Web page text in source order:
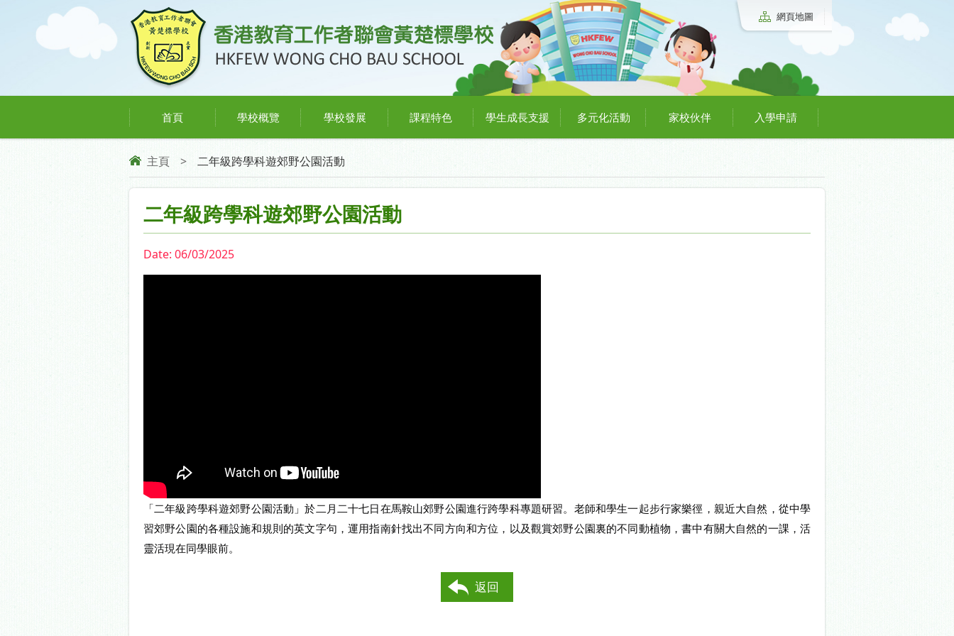
網頁地圖
首頁 學校概覽 學校發展 課程特色 學生成長支援 多元化活動 家校伙伴 入學申請
主頁 > 二年級跨學科遊郊野公園活動
二年級跨學科遊郊野公園活動
Date: 06/03/2025
「二年級跨學科遊郊野公園活動」於二月二十七日在馬鞍山郊野公園進行跨學科專題研習。老師和學生一起步行家樂徑，親近大自然，從中學
習郊野公園的各種設施和規則的英文字句，運用指南針找出不同方向和方位，以及觀賞郊野公園裏的不同動植物，書中有關大自然的一課，活
靈活現在同學眼前。
返回